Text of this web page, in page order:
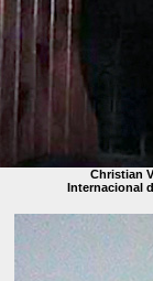
Christian
Internacional